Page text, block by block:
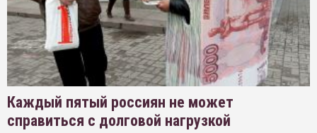
Каждый пятый россиян не может
справиться с долговой нагрузкой